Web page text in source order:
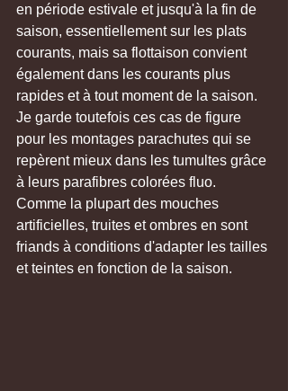
en période estivale et jusqu'à la fin de
saison, essentiellement sur les plats
courants, mais sa flottaison convient
également dans les courants plus
rapides et à tout moment de la saison.
Je garde toutefois ces cas de figure
pour les montages parachutes qui se
repèrent mieux dans les tumultes grâce
à leurs parafibres colorées fluo.
Comme la plupart des mouches
artificielles, truites et ombres en sont
friands à conditions d'adapter les tailles
et teintes en fonction de la saison.